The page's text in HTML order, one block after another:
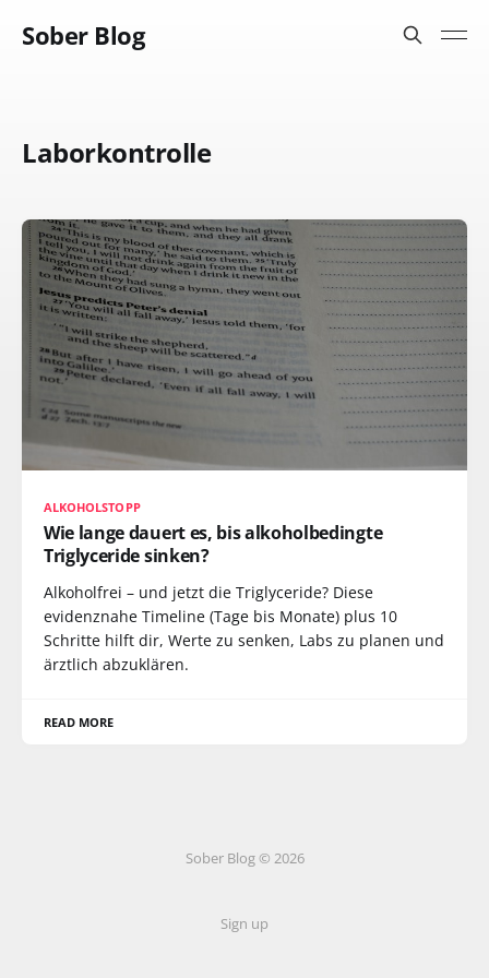
Sober Blog
Laborkontrolle
ALKOHOLSTOPP
Wie lange dauert es, bis alkoholbedingte
Triglyceride sinken?
Alkoholfrei – und jetzt die Triglyceride? Diese
evidenznahe Timeline (Tage bis Monate) plus 10
Schritte hilft dir, Werte zu senken, Labs zu planen und
ärztlich abzuklären.
READ MORE
Sober Blog © 2026
Sign up